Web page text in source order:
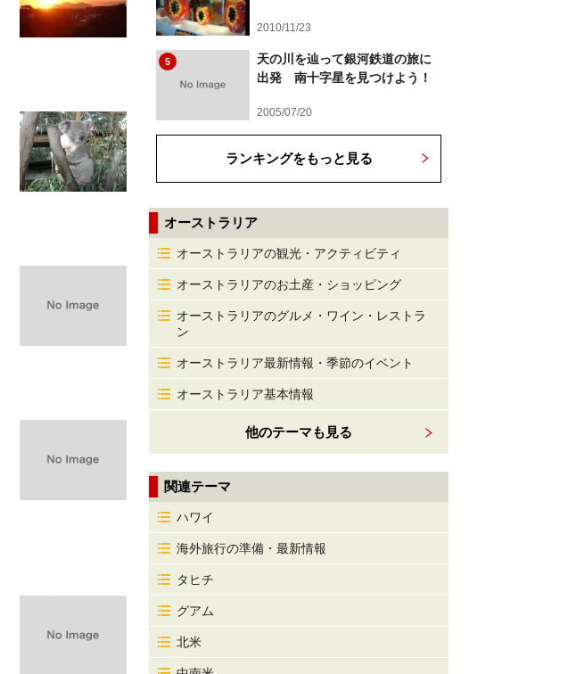
2010/11/23
5
天の川を辿って銀河鉄道の旅に
出発 南十字星を見つけよう！
2005/07/20
ランキングをもっと見る
オーストラリア
オーストラリアの観光・アクティビティ
オーストラリアのお土産・ショッピング
オーストラリアのグルメ・ワイン・レストラ
ン
オーストラリア最新情報・季節のイベント
オーストラリア基本情報
他のテーマも見る
関連テーマ
ハワイ
海外旅行の準備・最新情報
タヒチ
グアム
北米